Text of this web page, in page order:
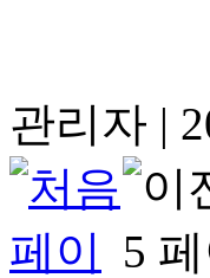
관리자 |